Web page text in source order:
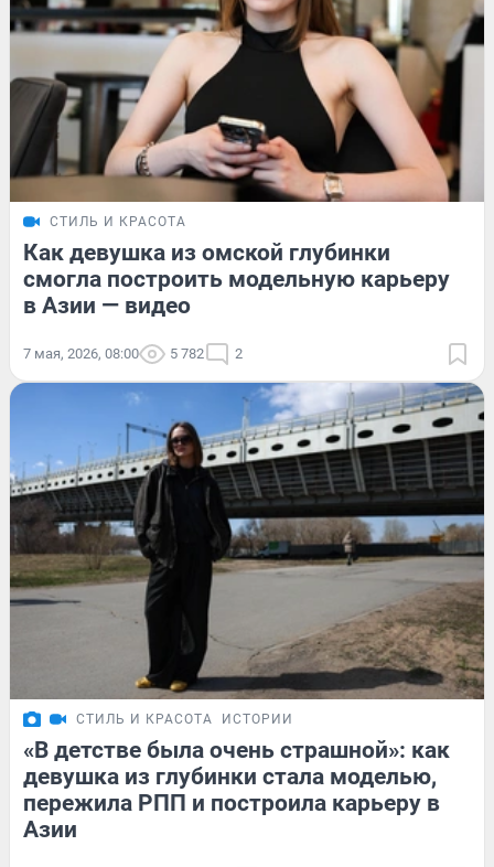
СТИЛЬ И КРАСОТА
Как девушка из омской глубинки
смогла построить модельную карьеру
в Азии — видео
7 мая, 2026, 08:00 5 782 2
СТИЛЬ И КРАСОТА ИСТОРИИ
«В детстве была очень страшной»: как
девушка из глубинки стала моделью,
пережила РПП и построила карьеру в
Азии